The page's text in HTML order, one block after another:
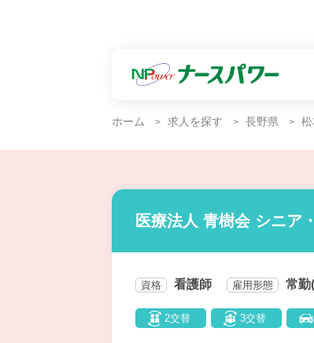
ホーム 求人を探す 長野県
医療法人 青樹会 シニア
資格 看護師 雇用形態 常勤
2交替 3交替